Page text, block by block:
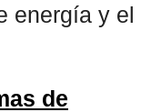
energía y el
de